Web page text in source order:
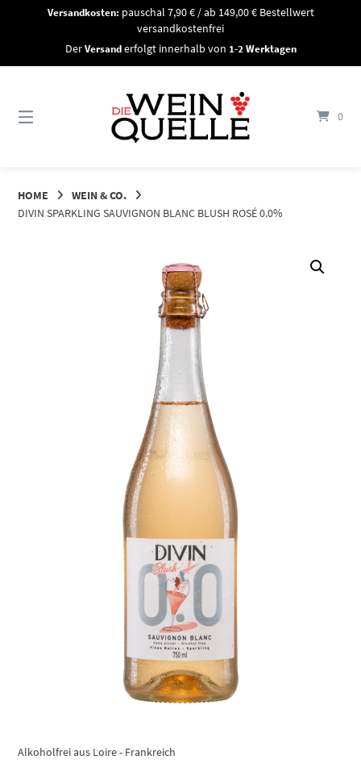
Versandkosten: pauschal 7,90 € / ab 149,00 € Bestellwert
versandkostenfrei
DerVersanderfolgt innerhalb von 1-2 Werktagen
0
HOME
WEIN & CO.
DIVIN SPARKLING SAUVIGNON BLANC BLUSH ROSÉ 0.0%
Alkoholfrei aus Loire - Frankreich